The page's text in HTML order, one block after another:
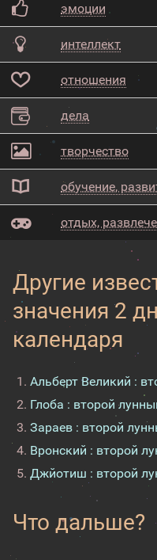
эмоции
интеллект
отношения
дела
творчество
обучение,
отдых,
Другие
значения 2
календаря
Альберт Великий :
Глоба : второй
Зараев : второй
Вронский : второй
Джйотиш : второй
Что дальше?